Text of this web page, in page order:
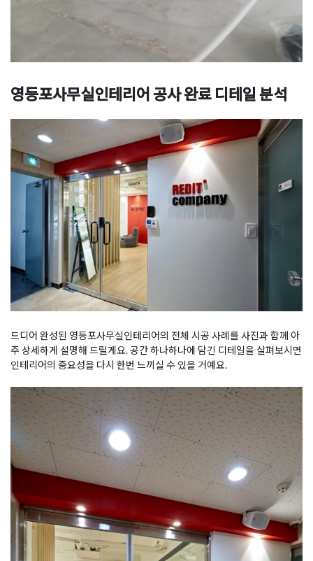
영등포사무실인테리어 공사 완료 디테일 분석
드디어 완성된 영등포사무실인테리어의 전체 시공 사례를 사진과 함께 아
주 상세하게 설명해 드릴게요. 공간 하나하나에 담긴 디테일을 살펴보시면
인테리어의 중요성을 다시 한번 느끼실 수 있을 거예요.